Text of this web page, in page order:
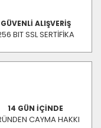
GÜVENLİ ALIŞVERİŞ
BIT SSL SERTİFİKA
14 GÜN İÇİNDE
CAYMA HAKKI